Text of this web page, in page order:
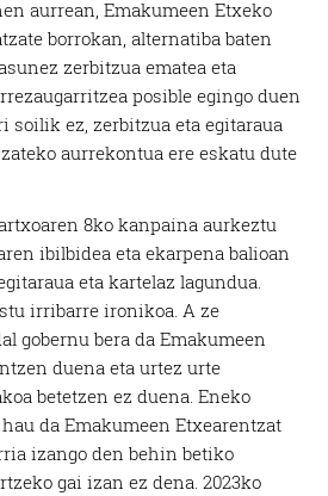
aurrean, Emakumeen Etxeko
borrokan, alternatiba baten
zerbitzua ematea eta
posible egingo duen
soilik ez, zerbitzua eta egitaraua
aurrekontua ere eskatu dute
8ko kanpaina aurkeztu
ibilbidea eta ekarpena balioan
eta kartelaz lagundua.
irribarre ironikoa. A ze
gobernu bera da Emakumeen
duena eta urtez urte
betetzen ez duena. Eneko
da Emakumeen Etxearentzat
izango den behin betiko
gai izan ez dena. 2023ko